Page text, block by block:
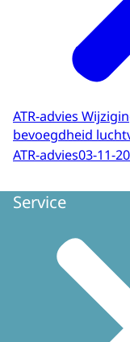
ATR-advies
bevoegdheid
ATR-advies03-11-
Service